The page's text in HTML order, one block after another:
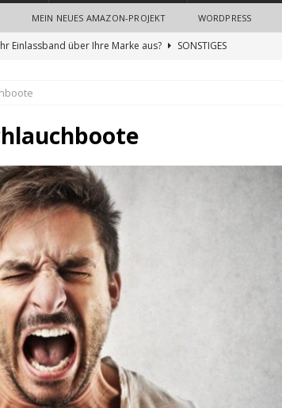
MEIN NEUES AMAZON-PROJEKT WORDPRESS
Einlassband über Ihre Marke aus?
SONSTIGES
Bedeutung von Imagefilmen und professionellen
Thinking Methode: Ein umfassender Leitfaden zur Innovation
Nerven sparen beim Recruiting: Wie Unternehmen von
ALLGEMEIN